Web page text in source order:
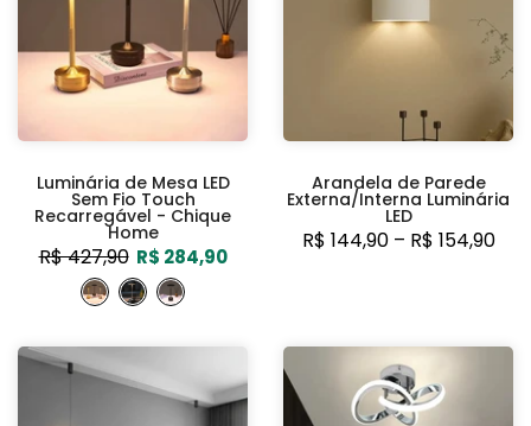
Luminária de Mesa LED
Sem Fio Touch
Recarregável - Chique
Home
R$ 427,90 R$ 284,90
Arandela de Parede
Externa/Interna Luminária
LED
R$ 144,90 – R$ 154,90